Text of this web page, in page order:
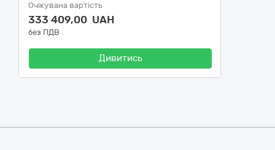
Очікувана вартість
333 409,00 UAH
без ПДВ
Дивитись